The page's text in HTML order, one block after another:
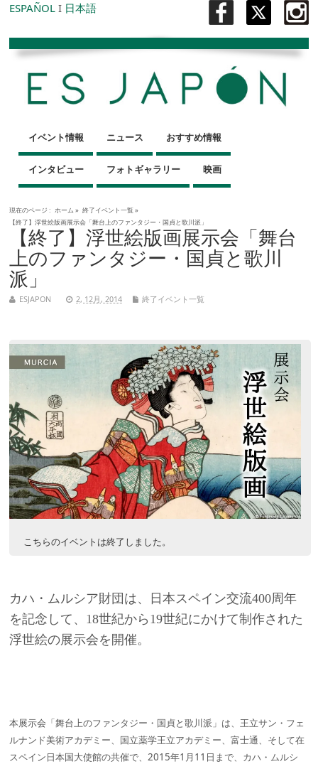
ESPAÑOL I 日本語
イベント情報 ニュース おすすめ情報
インタビュー フォトギャラリー 映画
現在のページ : ホーム » 終了イベント一覧»
【終了】浮世絵版画展示会「舞台上のファンタジー・国貞と歌川派」
【終了】浮世絵版画展示会「舞台
上のファンタジー・国貞と歌川
派」
ESJAPON 2, 12月, 2014 終了イベント一覧
こちらのイベントは終了しました。
カハ・ムルシア財団は、日本スペイン交流400周年
を記念して、18世紀から19世紀にかけて制作された
浮世絵の展示会を開催。
本展示会「舞台上のファンタジー・国貞と歌川派」は、王立サン・フェ
ルナンド美術アカデミー、国立薬学王立アカデミー、富士通、そして在
スペイン日本国大使館の共催で、2015年1月11日まで、カハ・ムルシ